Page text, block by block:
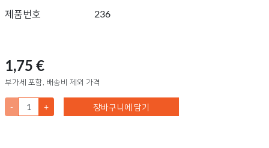
제품번호 236
1,75 €
부가세 포함, 배송비 제외 가격
- + 장바구니에 담기